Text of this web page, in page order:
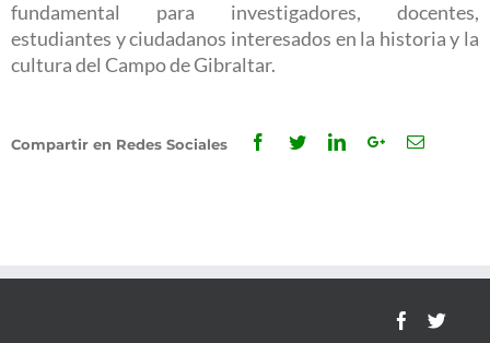
fundamental para investigadores, docentes,
estudiantes y ciudadanos interesados en la historia y la
cultura del Campo de Gibraltar.
Compartir en Redes Sociales Facebook
TwitterLinkedinGoogle+Email